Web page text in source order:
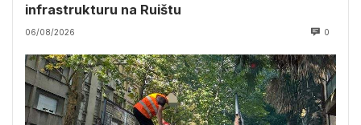
infrastrukturu na Ruištu
06/08/2026 0